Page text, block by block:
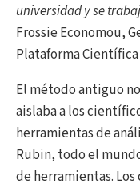
universidad y se
Frossie Economou,
Plataforma
El método antiguo
aislaba a los
herramientas de
Rubin, todo el
de herramientas.